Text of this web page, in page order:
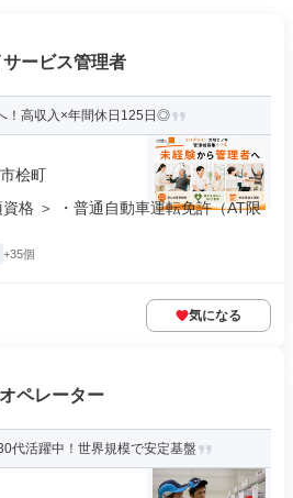
ービス管理者
！高収入×年間休日125日◎
桧町
格 ＞ ・普通自動車運転免許（AT限
+35個
気になる
ペレーター
代活躍中！世界規模で安定基盤